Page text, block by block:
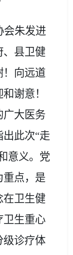
会朱发进
、县卫健
！向远道
谢意！
广大医务
出此次“走
意义。党
重点，是
在卫生健
卫生重心
级诊疗体